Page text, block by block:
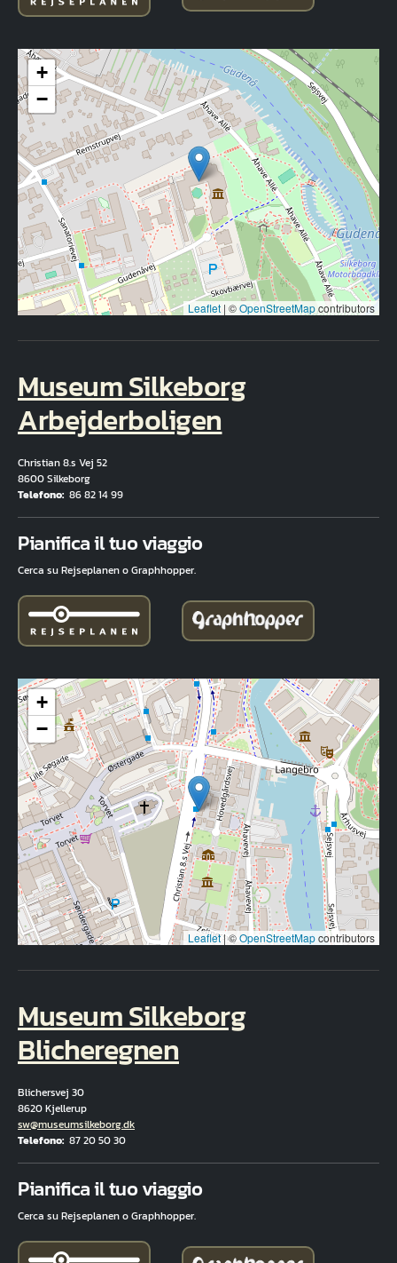
+
−
Leaflet | ©OpenStreetMapcontributors
Museum Silkeborg
Arbejderboligen
Christian 8.s Vej 52
8600 Silkeborg
Telefono 86 82 14 99
Pianifica il tuo viaggio
Cerca su Rejseplanen o Graphhopper.
+
−
Leaflet|©OpenStreetMapcontributors
Museum Silkeborg
Blicheregnen
Blichersvej 30
8620 Kjellerup
E-mail
sw@museumsilkeborg.dk
Telefono 87 20 50 30
Pianifica il tuo viaggio
Cerca su Rejseplanen o Graphhopper.